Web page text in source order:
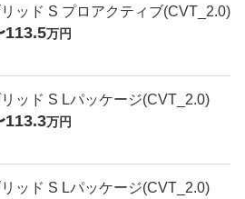
ッド S プロアクティブ(CVT_2.0)
113.5万円
ッド S Lパッケージ(CVT_2.0)
113.3万円
ッド S Lパッケージ(CVT_2.0)